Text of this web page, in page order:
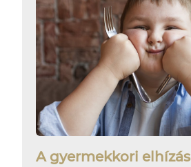
A gyermekkori elhízás